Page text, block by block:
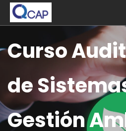
Curso
de
Gestión